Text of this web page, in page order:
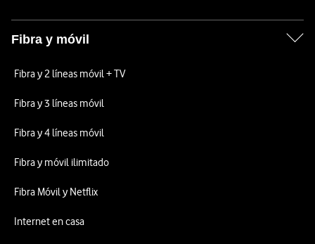
Fibra y móvil
Fibra y 2 líneas móvil + TV
Fibra y 3 líneas móvil
Fibra y 4 líneas móvil
Fibra y móvil ilimitado
Fibra Móvil y Netflix
Internet en casa